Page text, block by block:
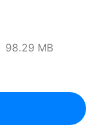
类养眼专栏，你
活，只需一个大
兑换，给你棒棒哒
98.29 MB